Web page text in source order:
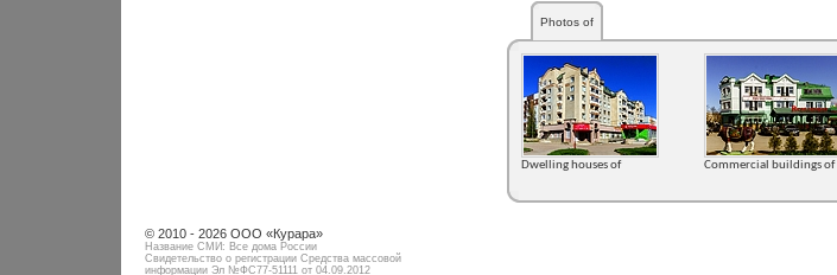
Photos of
Dwelling houses of Commercial buildings of
© 2010 - 2026 ООО «Курара»
Название СМИ: Все дома России
Свидетельство о регистрации Средства массовой
информации Эл №ФC77-51111 от 04.09.2012